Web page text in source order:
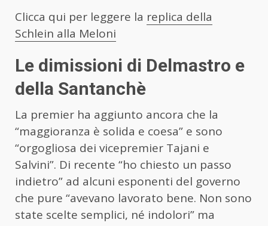
Clicca qui per leggere la replica della
Schlein alla Meloni
Le dimissioni di Delmastro e
della Santanchè
La premier ha aggiunto ancora che la
“maggioranza è solida e coesa” e sono
“orgogliosa dei vicepremier Tajani e
Salvini”. Di recente “ho chiesto un passo
indietro” ad alcuni esponenti del governo
che pure “avevano lavorato bene. Non sono
state scelte semplici, né indolori” ma